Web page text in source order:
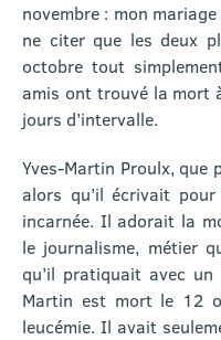
novembre : mon
ne citer que les deux
octobre tout
amis ont trouvé la mort
jours d’intervalle.
Yves-Martin Proulx, que
alors qu’il écrivait
incarnée. Il adorait la
le journalisme, métier
qu’il pratiquait avec un
Martin est mort le 12
leucémie. Il avait